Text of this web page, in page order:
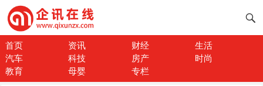
首页 资讯 财经
生活
汽车
科技 房产
时尚
教育
母婴 专栏